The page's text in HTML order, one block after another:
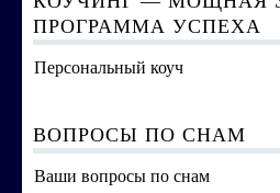
ПРОГРАММА УСПЕХА
Персональный коуч
ВОПРОСЫ ПО СНАМ
Ваши вопросы по снам